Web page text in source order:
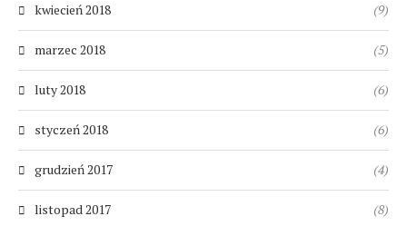
kwiecień 2018 (9)
marzec 2018 (5)
luty 2018 (6)
styczeń 2018 (6)
grudzień 2017 (4)
listopad 2017 (8)